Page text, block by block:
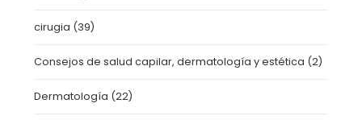
cirugia (39)
Consejos de salud capilar, dermatología y estética (2)
Dermatología (22)